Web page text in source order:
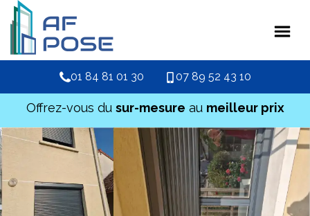
01 84 81 01 30 07 89 52 43 10
Offrez-vous du sur-mesure au meilleur prix